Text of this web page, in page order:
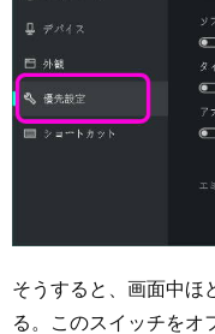
そうすると、画面中ほ
る。このスイッチをオ